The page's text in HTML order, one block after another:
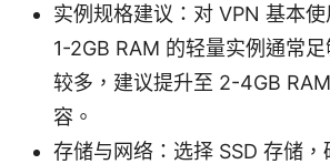
实例规格建议：对 VPN 基本使
1-2GB RAM 的轻量实例通常
较多，建议提升至 2-4GB
容。
存储与网络：选择 SSD 存储，